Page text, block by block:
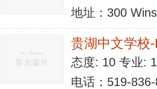
地址：300
贵湖中文学校
态度: 10 专业:
电话：519-